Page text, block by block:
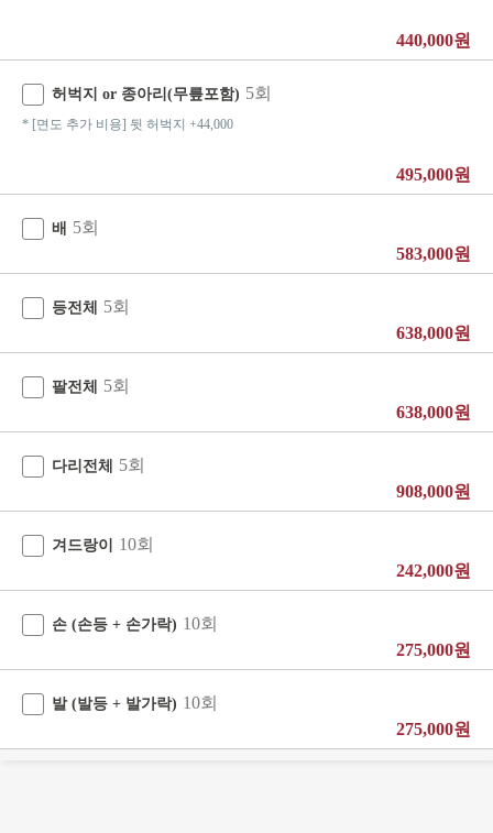
440,000원
허벅지 or 종아리(무릎포함) 5회
* [면도 추가 비용] 뒷 허벅지 +44,000
495,000원
배 5회
583,000원
등전체
5회
638,000원
팔전체
5회
638,000원
다리전체
5회
908,000원
겨드랑이
10회
242,000원
손 (손등 + 손가락) 10회
275,000원
발 (발등 + 발가락) 10회
275,000원